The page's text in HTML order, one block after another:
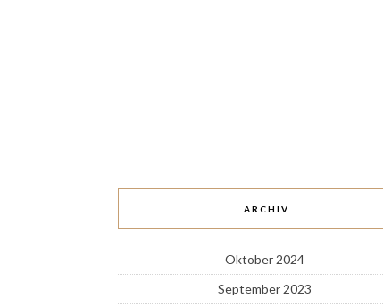
ARCHIV
Oktober 2024
September 2023